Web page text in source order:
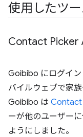
使用したツ
Contact Picker
Goibibo にログイン
バイルウェブで家族
Goibibo は Contact
ーが他のユーザー
ようにしました。